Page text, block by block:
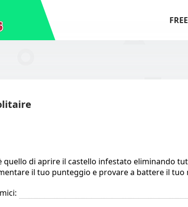
quello di aprire il castello infestato eliminando
il tuo punteggio e provare a battere il tuo